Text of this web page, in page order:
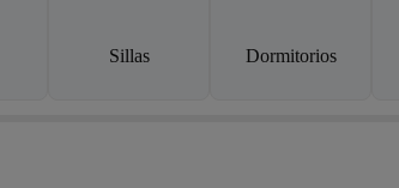
Sillas Dormitorios